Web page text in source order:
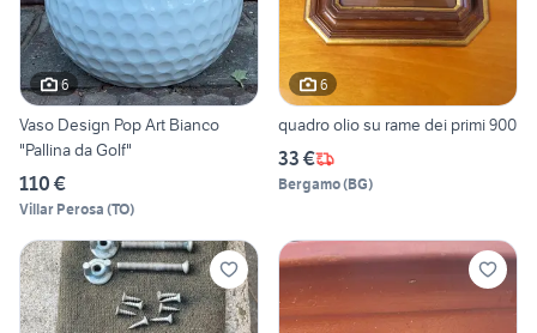
6
Vaso Design Pop Art Bianco
"Pallina da Golf"
110 €
Villar Perosa (TO)
6
quadro olio su rame dei primi 900
33 €
Bergamo(BG)